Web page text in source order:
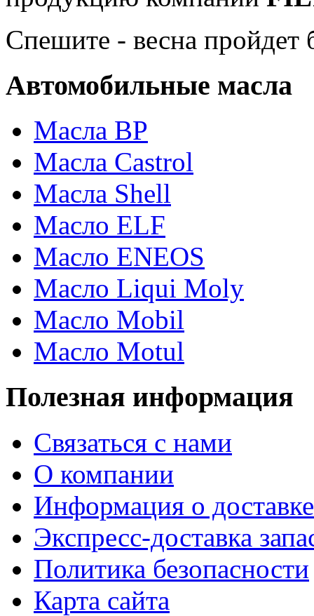
Спешите - весна пройдет
Автомобильные масла
Масла BP
Масла Castrol
Масла Shell
Масло ELF
Масло ENEOS
Масло Liqui Moly
Масло Mobil
Масло Motul
Полезная информация
Связаться с нами
О компании
Информация о доставке
Экспресс-доставка
Политика безопасности
Карта сайта